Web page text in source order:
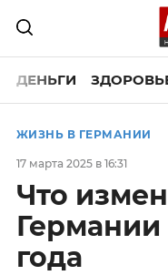
ДЕНЬГИ
ЖИЗНЬ В ГЕРМАНИИ
17 марта 2025 в 16:31
Что
Германии
года